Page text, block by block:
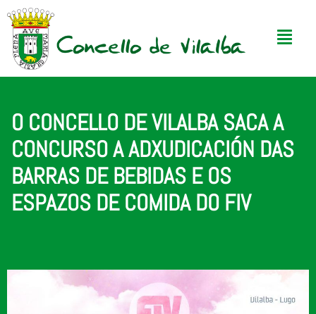
O CONCELLO DE VILALBA SACA A
CONCURSO A ADXUDICACIÓN DAS
BARRAS DE BEBIDAS E OS
ESPAZOS DE COMIDA DO FIV